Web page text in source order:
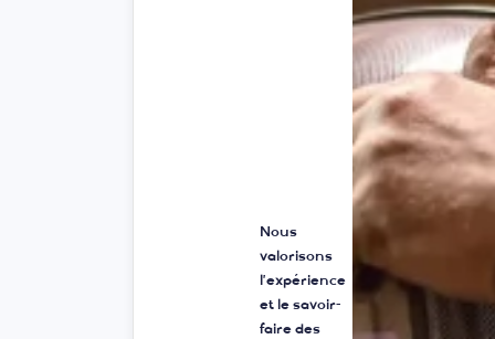
Nous
valorisons
l’expérience